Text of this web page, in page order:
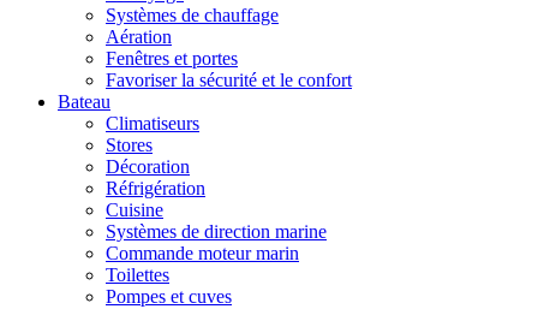
Systèmes de chauffage
Aération
Fenêtres et portes
Favoriser la sécurité et le confort
Bateau
Climatiseurs
Stores
Décoration
Réfrigération
Cuisine
Systèmes de direction marine
Commande moteur marin
Toilettes
Pompes et cuves